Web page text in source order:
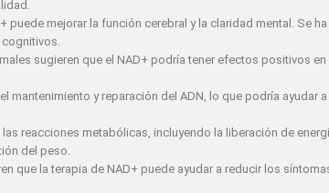
puede mejorar la función cerebral y la claridad mental. Se
sugieren que el NAD+ podría tener efectos positivos en
mantenimiento y reparación del ADN, lo que podría ayudar
las reacciones metabólicas, incluyendo la liberación de
del peso.
que la terapia de NAD+ puede ayudar a reducir los